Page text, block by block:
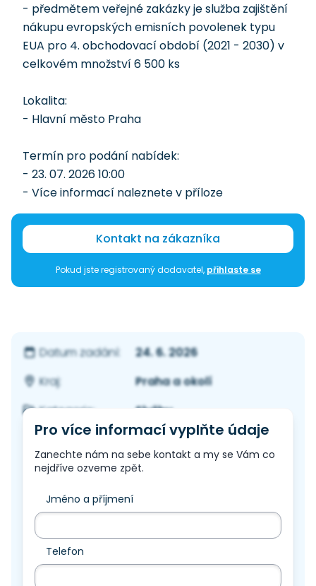
- předmětem veřejné zakázky je služba zajištění
nákupu evropských emisních povolenek typu
EUA pro 4. obchodovací období (2021 - 2030) v
celkovém množství 6 500 ks
Lokalita:
- Hlavní město Praha
Termín pro podání nabídek:
- 23. 07. 2026 10:00
- Více informací naleznete v příloze
Kontakt na zákazníka
Pokud jste registrovaný dodavatel, přihlaste se
Datum zadání:
24. 6. 2026
Kraj:
Praha a okolí
Kategorie:
Služby
Pro více informací vyplňte údaje
Zanechte nám na sebe kontakt a my se Vám co
nejdříve ozveme zpět.
Jméno a příjmení
Telefon